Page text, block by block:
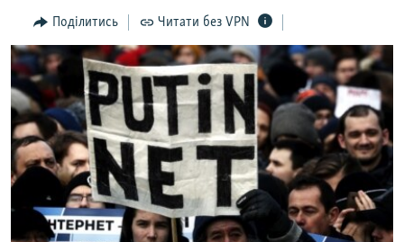
навігації
Перейти
до
пошуку
БЛОГИ
ПОГЛЯД
ІНТЕРВ'Ю
ВСЕ ЗА ДЕНЬ
СПЕЦПРОЕКТИ
ДЕПОРТАЦІЯ
ВІДЕОУРОКИ «ELIFBE»
ЯК ОБІЙТИ БЛОКУВАННЯ
Русский
Поділитись Читати без VPN